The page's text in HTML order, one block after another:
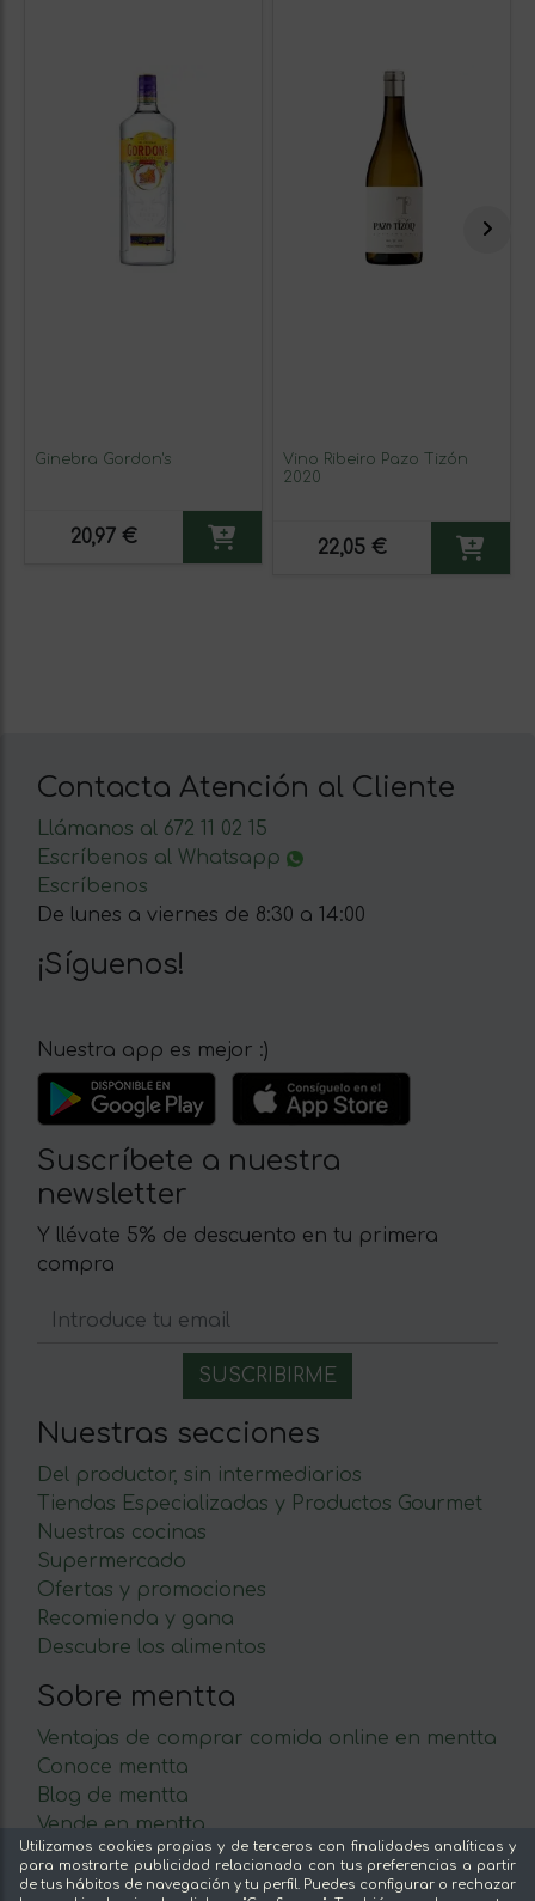
Ginebra Gordon's
20,97 €
Vino Ribeiro Pazo Tizón
2020
22,05 €
Contacta Atención al Cliente
Llámanos al 672 11 02 15
Escríbenos al Whatsapp
Escríbenos
De lunes a viernes de 8:30 a 14:00
¡Síguenos!
Nuestra app es mejor :)
Suscríbete a nuestra
newsletter
Y llévate 5% de descuento en tu primera
compra
Nuestras secciones
Del productor, sin intermediarios
Tiendas Especializadas y Productos Gourmet
Nuestras cocinas
Supermercado
Ofertas y promociones
Recomienda y gana
Descubre los alimentos
Sobre mentta
Ventajas de comprar comida online en mentta
Conoce mentta
Blog de mentta
Vende en mentta
Fidelización
Preguntas frecuentes
Utilizamos cookies propias y de terceros con finalidades analíticas y
para mostrarte publicidad relacionada con tus preferencias a partir
de tus hábitos de navegación y tu perfil. Puedes configurar o rechazar